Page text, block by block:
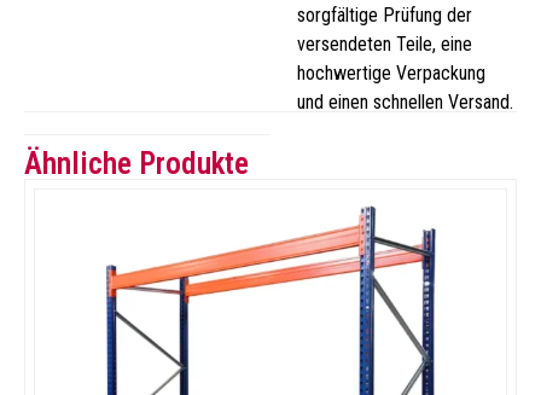
sorgfältige Prüfung der
versendeten Teile, eine
hochwertige Verpackung
und einen schnellen Versand.
Ähnliche Produkte